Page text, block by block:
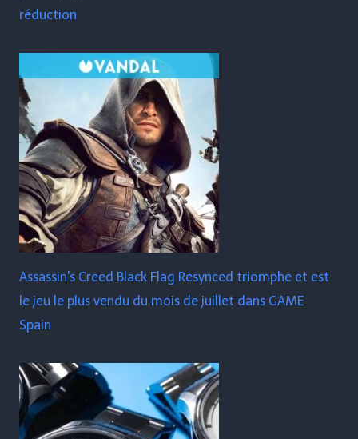
réduction
Assassin's Creed Black Flag Resynced triomphe et est
le jeu le plus vendu du mois de juillet dans GAME
Spain